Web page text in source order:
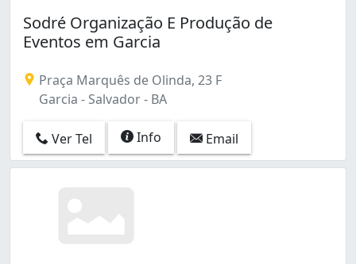
Sodré Organização E Produção de
Eventos em Garcia
Praça Marquês de Olinda, 23 F
Garcia - Salvador - BA
Ver Tel Info Email